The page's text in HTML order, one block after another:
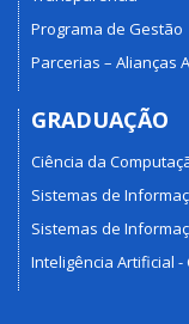
Programa de Gestão
Parcerias – Alianças
GRADUAÇÃO
Ciência da
Sistemas de
Sistemas de
Inteligência Artificial -